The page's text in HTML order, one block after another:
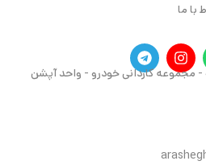
با ما
- مجموعه کاردانی خودرو - واحد آپشن